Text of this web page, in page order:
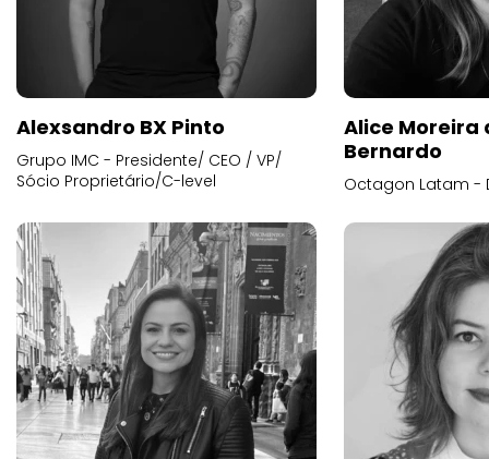
Alexsandro BX Pinto
Grupo IMC - Presidente/ CEO / VP/
Sócio Proprietário/C-level
Alice
Bernardo
Octagon Latam -